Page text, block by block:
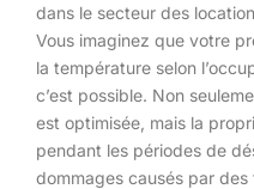
dans le secteur des
Vous imaginez que votre
la température selon
c’est possible. Non
est optimisée, mais la
pendant les périodes de
dommages causés par